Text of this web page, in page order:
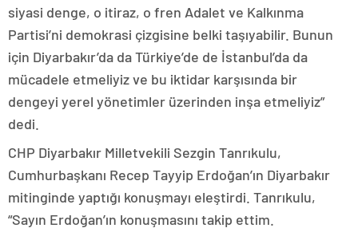
siyasi denge, o itiraz, o fren Adalet ve Kalkınma
Partisi’ni demokrasi çizgisine belki taşıyabilir. Bunun
için Diyarbakır’da da Türkiye’de de İstanbul’da da
mücadele etmeliyiz ve bu iktidar karşısında bir
dengeyi yerel yönetimler üzerinden inşa etmeliyiz”
dedi.
CHP Diyarbakır Milletvekili Sezgin Tanrıkulu,
Cumhurbaşkanı Recep Tayyip Erdoğan’ın Diyarbakır
mitinginde yaptığı konuşmayı eleştirdi. Tanrıkulu,
“Sayın Erdoğan’ın konuşmasını takip ettim.